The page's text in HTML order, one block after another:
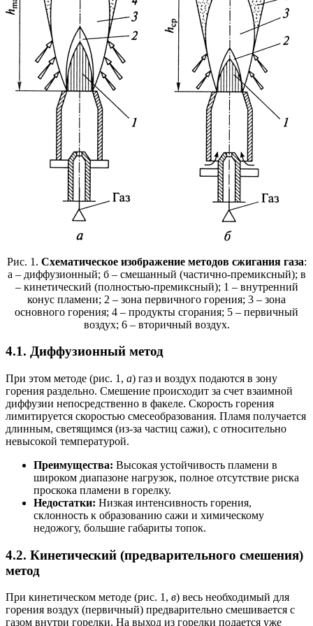
Рис. 1. Схематическое изображение методов сжигания газа:
а – диффузионный; б – смешанный (частично-премиксный); в
– кинетический (полностью-премиксный); 1 – внутренний
конус пламени; 2 – зона первичного горения; 3 – зона
основного горения; 4 – продукты сгорания; 5 – первичный
воздух; 6 – вторичный воздух.
4.1. Диффузионный метод
При этом методе (рис. 1, а) газ и воздух подаются в зону
горения раздельно. Смешение происходит за счет взаимной
диффузии непосредственно в факеле. Скорость горения
лимитируется скоростью смесеобразования. Пламя получается
длинным, светящимся (из-за частиц сажи), с относительно
невысокой температурой.
Преимущества: Высокая устойчивость пламени в
широком диапазоне нагрузок, полное отсутствие риска
проскока пламени в горелку.
Недостатки: Низкая интенсивность горения,
склонность к образованию сажи и химическому
недожогу, большие габариты топок.
4.2. Кинетический (предварительного смешения)
метод
При кинетическом методе (рис. 1, в) весь необходимый для
горения воздух (первичный) предварительно смешивается с
газом внутри горелки. На выход из горелки подается уже